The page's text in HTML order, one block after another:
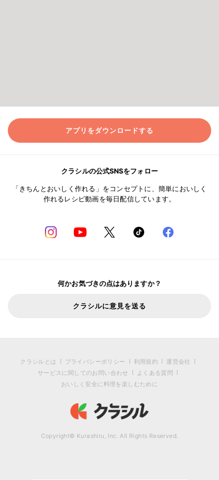
アプリをダウンロードする
クラシルの公式SNSをフォロー
「きちんとおいしく作れる」をコンセプトに、簡単においしく
作れるレシピ動画を毎日配信しています。
何かお気づきの点はありますか？
クラシルに意見を送る
クラシルとは プライバシーポリシー 利用規約
運営会社
サービスに関してのお問い合わせ
よくある質問
おいしく安全に料理を楽しむために
Copyright© Kurashiru, Inc. All Rights Reserved.